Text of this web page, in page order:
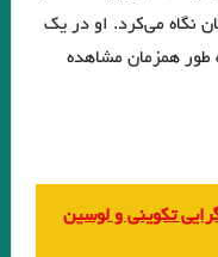
سید مجتبی میر میران، انوش
نگاه می‌کرد. او در یک
طور همزمان مشاهده
تکوینی و لوسین